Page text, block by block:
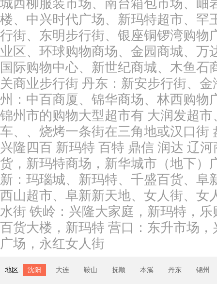
城西柳服装市场、南台箱包市场、岫
楼、中兴时代广场、新玛特超市、罕
行街、东明步行街、银座铜锣湾购物
业区、环球购物商场、金园商城、万
国际购物中心、新世纪商城、木鱼
关商业步行街 丹东：新安步行街、
州：中百商厦、锦华商场、林西购
锦州市的购物大型超市有 大润发超
车、、烧烤一条街在三角地或汉口街
兴隆四百 新玛特 百特 鼎信 润达 辽
货，新玛特商场，新华城市（地下）
新：玛瑙城、新玛特、千盛百货、
西山超市、阜新新天地、女人街、女
水街 铁岭：兴隆大家庭，新玛特，
百货大楼，新玛特 营口：东升市场
广场，永红女人街
地区: 沈阳 大连 鞍山 抚顺 本溪 丹东 锦州